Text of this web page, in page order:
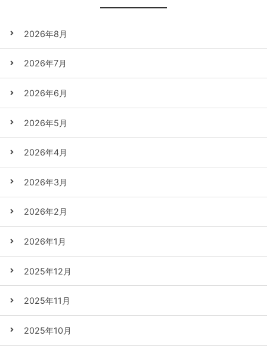
2026年8月
2026年7月
2026年6月
2026年5月
2026年4月
2026年3月
2026年2月
2026年1月
2025年12月
2025年11月
2025年10月